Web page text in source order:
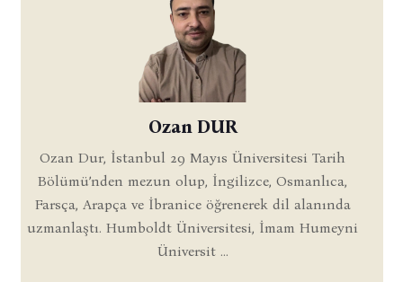
Ozan DUR
Ozan Dur, İstanbul 29 Mayıs Üniversitesi Tarih
Bölümü’nden mezun olup, İngilizce, Osmanlıca,
Farsça, Arapça ve İbranice öğrenerek dil alanında
uzmanlaştı. Humboldt Üniversitesi, İmam Humeyni
Üniversit ...